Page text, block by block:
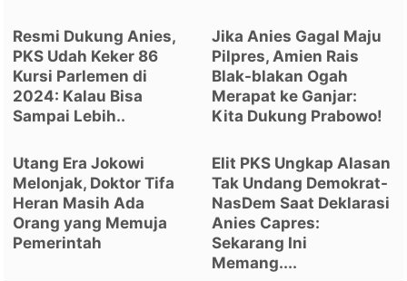
Resmi Dukung Anies,
PKS Udah Keker 86
Kursi Parlemen di
2024: Kalau Bisa
Sampai Lebih..
Jika Anies Gagal Maju
Pilpres, Amien Rais
Blak-blakan Ogah
Merapat ke Ganjar:
Kita Dukung Prabowo!
Utang Era Jokowi
Melonjak, Doktor Tifa
Heran Masih Ada
Orang yang Memuja
Pemerintah
Elit PKS Ungkap Alasan
Tak Undang Demokrat-
NasDem Saat Deklarasi
Anies Capres:
Sekarang Ini
Memang....